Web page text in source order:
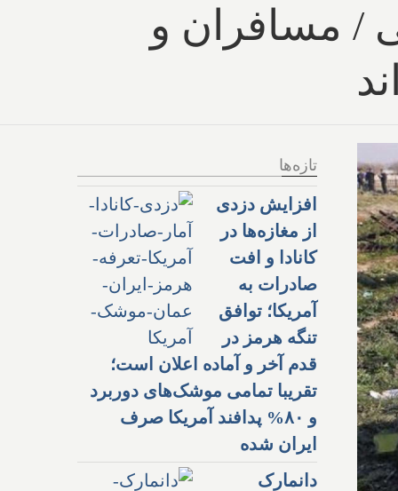
/ مسافران و
تازه‌ها
افزایش دزدی
از مغازه‌ها در
کانادا و افت
صادرات به
آمریکا؛ توافق
تنگه هرمز در
قدم آخر و آماده اعلان است؛
تقریبا تمامی موشک‌های دوربرد
و ۸۰% پدافند آمریکا صرف
ایران شده
دانمارک